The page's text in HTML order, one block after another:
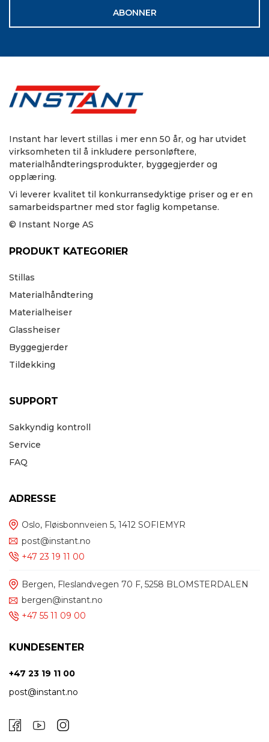
ABONNER
Instant har levert stillas i mer enn 50 år, og har utvidet
virksomheten til å inkludere personløftere,
materialhåndteringsprodukter, byggegjerder og
opplæring.
Vi leverer kvalitet til konkurransedyktige priser og er en
samarbeidspartner med stor faglig kompetanse.
© Instant Norge AS
PRODUKT KATEGORIER
Stillas
Materialhåndtering
Materialheiser
Glassheiser
Byggegjerder
Tildekking
SUPPORT
Sakkyndig kontroll
Service
FAQ
ADRESSE
Oslo, Fløisbonnveien 5, 1412 SOFIEMYR
post@instant.no
+47 23 19 11 00
Bergen, Fleslandvegen 70 F, 5258 BLOMSTERDALEN
bergen@instant.no
+47 55 11 09 00
KUNDESENTER
+47 23 19 11 00
post@instant.no